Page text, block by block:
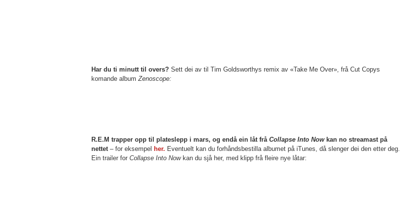
Har du ti minutt til overs? Sett dei av til Tim Goldsworthys remix av «Take Me Over», frå Cut Copys
komande album Zenoscope:
R.E.M trapper opp til plateslepp i mars, og endå ein låt frå Collapse Into Now kan no streamast på
nettet– for eksempel her. Eventuelt kan du forhåndsbestilla albumet på iTunes, då slenger dei den etter deg.
Ein trailer for Collapse Into Now kan du sjå her, med klipp frå fleire nye låtar: